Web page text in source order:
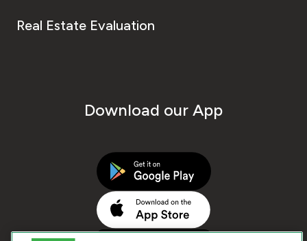
Real Estate Evaluation
Download our App